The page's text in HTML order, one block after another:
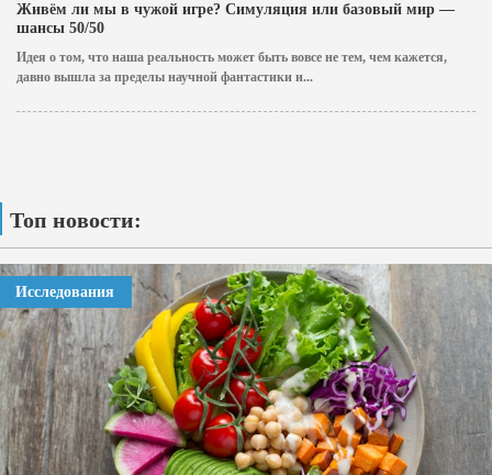
Живём ли мы в чужой игре? Симуляция или базовый мир —
шансы 50/50
Идея о том, что наша реальность может быть вовсе не тем, чем кажется,
давно вышла за пределы научной фантастики и...
Топ новости:
Исследования